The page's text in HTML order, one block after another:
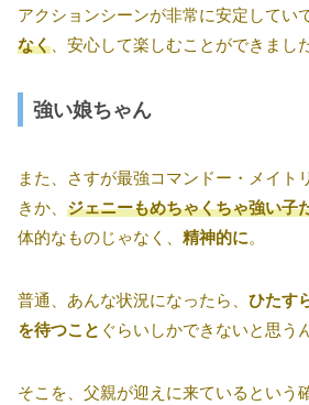
アクションシーンが非常に安定していて
なく、安心して楽しむことができました
強い娘ちゃん
また、さすが最強コマンドー・メイト
きか、 ジェニーもめちゃくちゃ強い子
体的なものじゃなく、 精神的に。
普通、あんな状況になったら、 ひたす
を待つこと ぐらいしかできないと思う
そこを、父親が迎えに来ているという